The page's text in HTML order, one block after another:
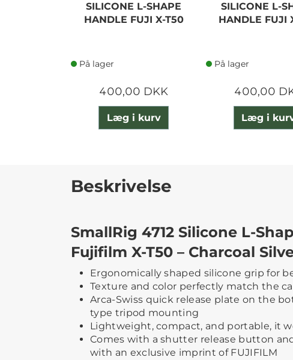
SILICONE L-SHAPE
HANDLE FUJI X-T50
På lager
400,00 DKK
Læg i kurv
SILICONE L-
HANDLE FUJI
På lager
400,00
Læg i
Beskrivelse
SmallRig 4712 Silicone L-
Fujifilm X-T50 – Charcoal
Ergonomically shaped silicone grip for
Texture and color perfectly match the
Arca-Swiss quick release plate on the
type tripod mounting
Lightweight, compact, and portable, it
Comes with a shutter release button
with an exclusive imprint of FUJIFILM